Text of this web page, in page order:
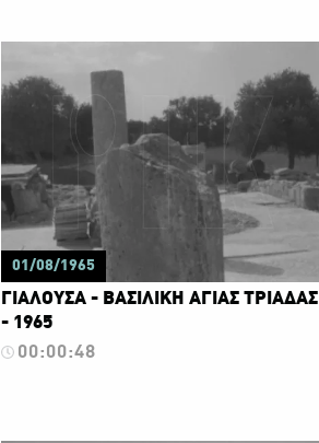
01/08/1965
ΓΙΑΛΟΥΣΑ - ΒΑΣΙΛΙΚΗ ΑΓΙΑΣ ΤΡΙΑΔΑΣ
- 1965
00:00:48